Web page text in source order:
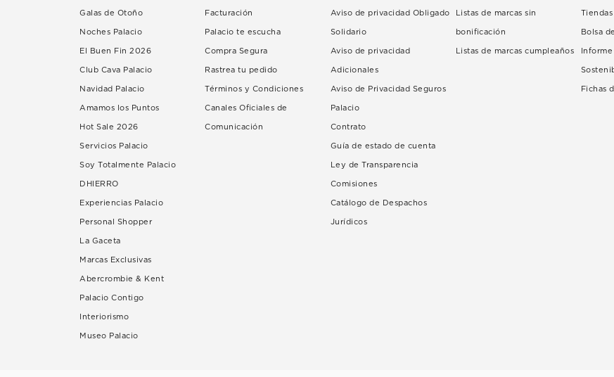
Galas de Otoño
Noches Palacio
El Buen Fin 2026
Club Cava Palacio
Navidad Palacio
Amamos los Puntos
Hot Sale 2026
Servicios Palacio
Soy Totalmente Palacio
DHIERRO
Experiencias Palacio
Personal Shopper
La Gaceta
Marcas Exclusivas
Abercrombie & Kent
Palacio Contigo
Interiorismo
Museo Palacio
Facturación
Palacio te escucha
Compra Segura
Rastrea tu pedido
Términos y Condiciones
Canales Oficiales de
Comunicación
Aviso de privacidad Obligado
Solidario
Aviso de privacidad
Adicionales
Aviso de Privacidad Seguros
Palacio
Contrato
Guía de estado de cuenta
Ley de Transparencia
Comisiones
Catálogo de Despachos
Jurídicos
Listas de marcas sin
bonificación
Listas de marcas cumpleaños
Tiendas
Bolsa
Fichas